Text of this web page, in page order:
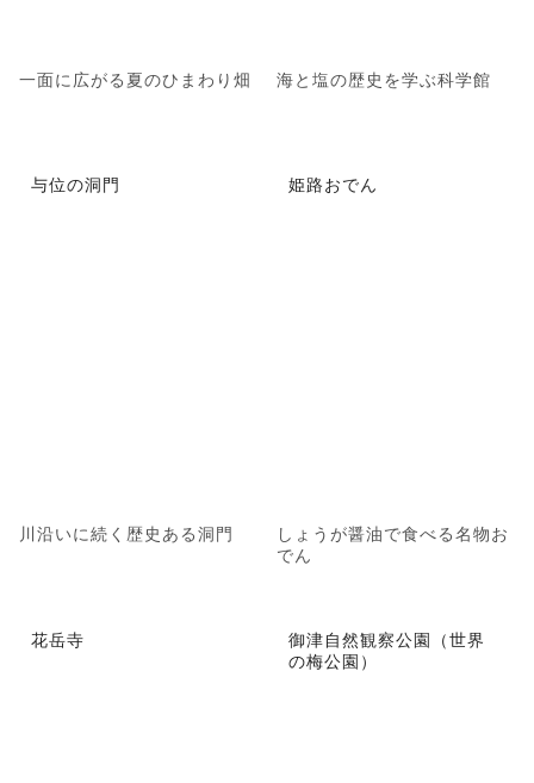
一面に広がる夏のひまわり畑 海と塩の歴史を学ぶ科学館
与位の洞門
川沿いに続く歴史ある洞門
姫路おでん
しょうが醤油で食べる名物お
でん
花岳寺
御津自然観察公園（世界
の梅公園）